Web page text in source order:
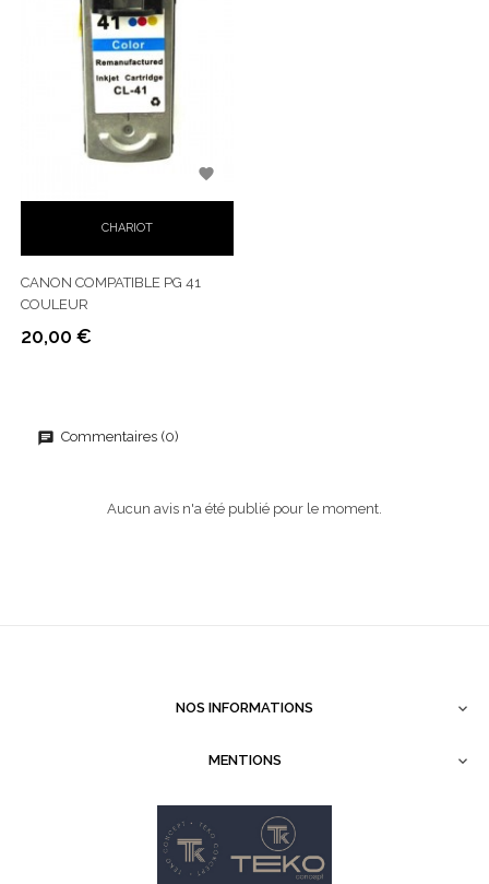
CHARIOT

CANON COMPATIBLE PG 41
COULEUR
Prix
20,00 €
Commentaires (0)
Aucun avis n'a été publié pour le moment.
NOS INFORMATIONS 
MENTIONS 